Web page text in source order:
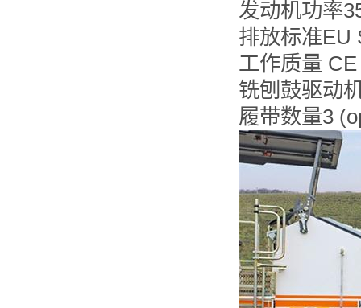
发动机功率
排放标准EU
工作质量
铣刨鼓驱动
履带数量3